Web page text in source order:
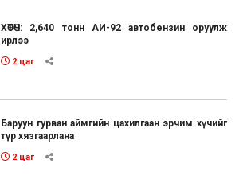
ХӨТӨЧ: 2,640 тонн АИ-92 автобензин оруулж
ирлээ
2 цаг
Баруун гурван аймгийн цахилгаан эрчим хүчийг
түр хязгаарлана
2 цаг